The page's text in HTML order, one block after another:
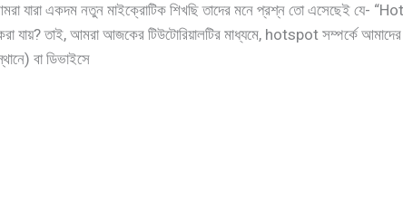
যারা একদম নতুন মাইক্রোটিক শিখছি তাদের মনে প্রশ্ন তো এসেছেই যে-
যায়? তাই, আমরা আজকের টিউটোরিয়ালটির মাধ্যমে, hotspot সম্পর্কে
বা ডিভাইসে